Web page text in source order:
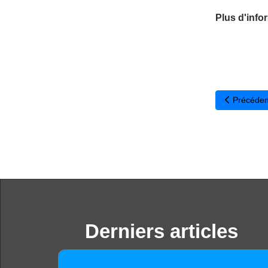
Plus
Article
Derniers articles